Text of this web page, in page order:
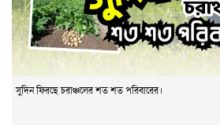
সুদিন ফিরছে চরাঞ্চলের শত শত পরিবারের।